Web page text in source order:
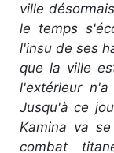
ville
le temps
l'insu de ses
que la ville
l'extérieur
Jusqu'à ce
Kamina va
combat